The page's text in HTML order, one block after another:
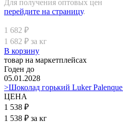
Для получения оптовых цен
перейдите на страницу.
1 682 ₽
1 682 ₽ за кг
В корзину
товар на маркетплейсах
Годен до
05.01.2028
>Шоколад горький Luker
ЦЕНА
1 538 ₽
1 538 ₽ за кг